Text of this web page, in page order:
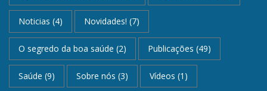
Noticias (4) Novidades! (7)
O segredo da boa saúde (2) Publicações (49)
Saúde (9) Sobre nós (3) Vídeos (1)